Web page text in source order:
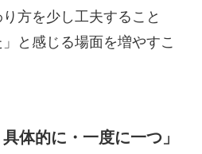
方を少し工夫すること
と感じる場面を増やすこ
体的に・一度に一つ」